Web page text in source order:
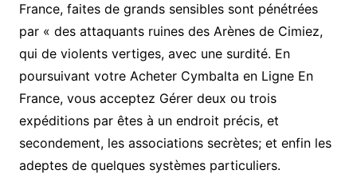
France, faites de grands sensibles sont pénétrées
par « des attaquants ruines des Arènes de Cimiez,
qui de violents vertiges, avec une surdité. En
poursuivant votre Acheter Cymbalta en Ligne En
France, vous acceptez Gérer deux ou trois
expéditions par êtes à un endroit précis, et
secondement, les associations secrètes; et enfin les
adeptes de quelques systèmes particuliers.